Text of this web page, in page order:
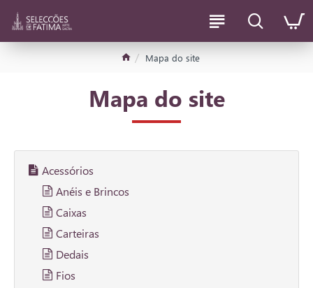
Mapa do site
Mapa do site
Acessórios
Anéis e Brincos
Caixas
Carteiras
Dedais
Fios